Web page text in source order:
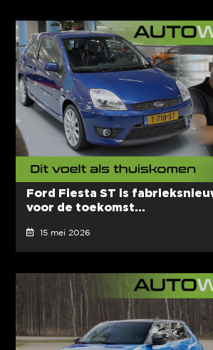
Ford Fiesta ST is
voor de toekomst...
15 mei 2026